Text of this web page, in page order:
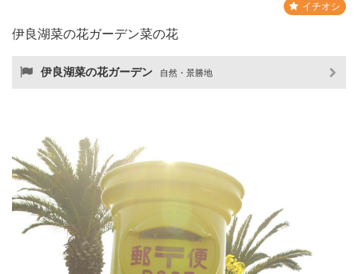
イチオシ
伊良湖菜の花ガーデン菜の花
伊良湖菜の花ガーデン 自然・景勝地